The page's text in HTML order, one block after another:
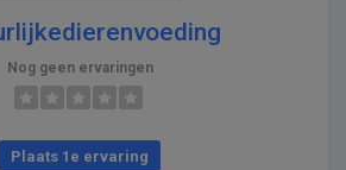
Nog geen ervaringen
Plaats 1e ervaring